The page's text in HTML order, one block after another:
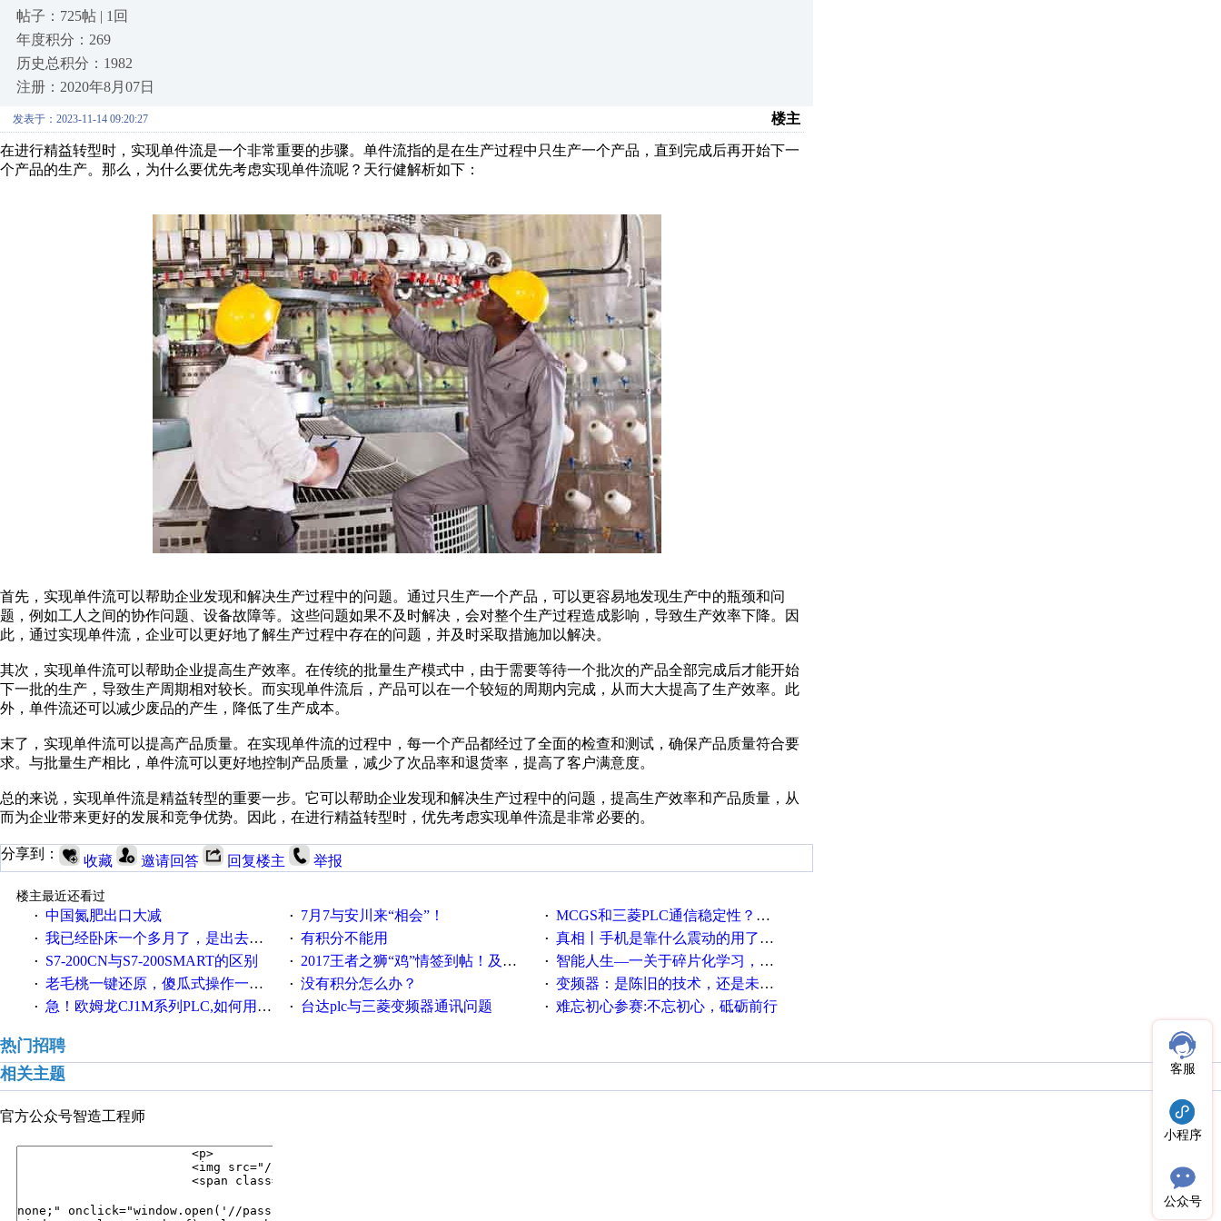
帖子：725帖 | 1回
年度积分：269
历史总积分：1982
注册：2020年8月07日
发表于：2023-11-14 09:20:27 楼主
在进行精益转型时，实现单件流是一个非常重要的步骤。单件流指的是在生产过程中只生产一个产品，直到完成后再开始下一
个产品的生产。那么，为什么要优先考虑实现单件流呢？天行健解析如下：
首先，实现单件流可以帮助企业发现和解决生产过程中的问题。通过只生产一个产品，可以更容易地发现生产中的瓶颈和问
题，例如工人之间的协作问题、设备故障等。这些问题如果不及时解决，会对整个生产过程造成影响，导致生产效率下降。因
此，通过实现单件流，企业可以更好地了解生产过程中存在的问题，并及时采取措施加以解决。
其次，实现单件流可以帮助企业提高生产效率。在传统的批量生产模式中，由于需要等待一个批次的产品全部完成后才能开始
下一批的生产，导致生产周期相对较长。而实现单件流后，产品可以在一个较短的周期内完成，从而大大提高了生产效率。此
外，单件流还可以减少废品的产生，降低了生产成本。
末了，实现单件流可以提高产品质量。在实现单件流的过程中，每一个产品都经过了全面的检查和测试，确保产品质量符合要
求。与批量生产相比，单件流可以更好地控制产品质量，减少了次品率和退货率，提高了客户满意度。
总的来说，实现单件流是精益转型的重要一步。它可以帮助企业发现和解决生产过程中的问题，提高生产效率和产品质量，从
而为企业带来更好的发展和竞争优势。因此，在进行精益转型时，优先考虑实现单件流是非常必要的。
分享到： 收藏 邀请回答 回复楼主 举报
楼主最近还看过
· 中国氮肥出口大减 · 7月7与安川来“相会”！ · MCGS和三菱PLC通信稳定性？？？
· 我已经卧床一个多月了，是出去安装机械手在高速遭遇车祸所致:大家工作都要特别注意啊 · 有积分不能用 · 真相丨手机是靠什么震动的用了这么多年才知道！
· S7-200CN与S7-200SMART的区别 · 2017王者之狮“鸡”情签到帖！及时更新在线研讨会预告 · 智能人生—一关于碎片化学习，看这一篇就够了！
· 老毛桃一键还原，傻瓜式操作一键轻松备份还原；程序为向导式安装，一键即可实现自动备份或还原系统。 · 没有积分怎么办？ · 变频器：是陈旧的技术，还是未来的幕后英雄？
· 急！欧姆龙CJ1M系列PLC,如何用时间控制变频器。要求时间在组态王中可以自由输入！拜托各位大神了！ · 台达plc与三菱变频器通讯问题 · 难忘初心参赛:不忘初心，砥砺前行
热门招聘
相关主题
官方公众号智造工程师
客服
小程序
公众号